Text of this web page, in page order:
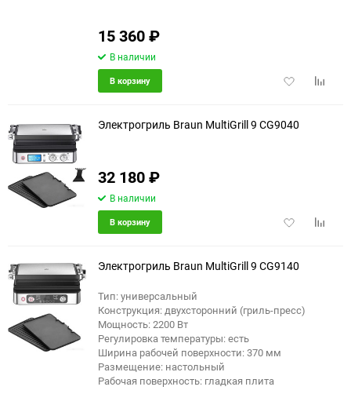
15 360₽
В наличии
Добавить
В корзину
Электрогриль Braun MultiGrill 9 CG9040
32 180₽
В наличии
Добавить
В корзину
Электрогриль Braun MultiGrill 9 CG9140
Тип: универсальный
Конструкция: двухсторонний (гриль-пресс)
Мощность: 2200 Вт
Регулировка температуры: есть
Ширина рабочей поверхности: 370 мм
Размещение: настольный
Рабочая поверхность: гладкая плита